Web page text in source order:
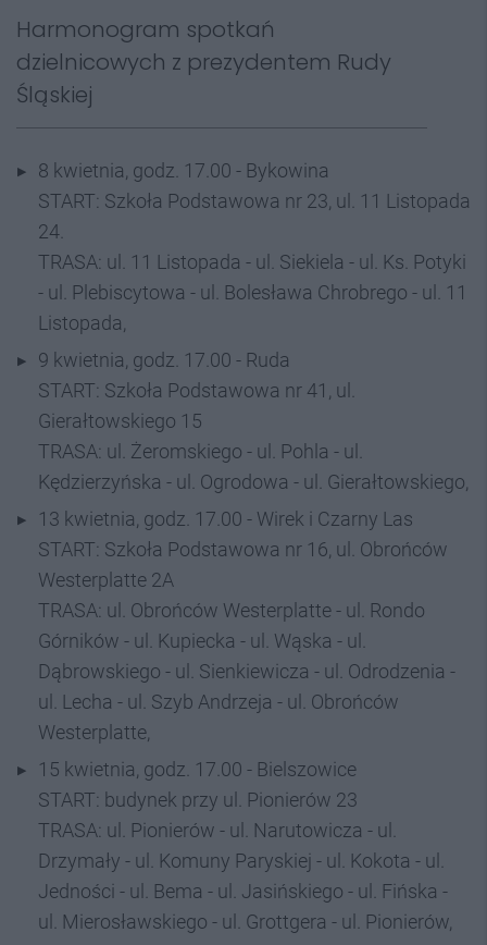
Harmonogram spotkań
dzielnicowych z prezydentem Rudy
Śląskiej
8 kwietnia, godz. 17.00 - Bykowina
START: Szkoła Podstawowa nr 23, ul. 11 Listopada
24.
TRASA: ul. 11 Listopada - ul. Siekiela - ul. Ks. Potyki
- ul. Plebiscytowa - ul. Bolesława Chrobrego - ul. 11
Listopada,
9 kwietnia, godz. 17.00 - Ruda
START: Szkoła Podstawowa nr 41, ul.
Gierałtowskiego 15
TRASA: ul. Żeromskiego - ul. Pohla - ul.
Kędzierzyńska - ul. Ogrodowa - ul. Gierałtowskiego,
13 kwietnia, godz. 17.00 - Wirek i Czarny Las
START: Szkoła Podstawowa nr 16, ul. Obrońców
Westerplatte 2A
TRASA: ul. Obrońców Westerplatte - ul. Rondo
Górników - ul. Kupiecka - ul. Wąska - ul.
Dąbrowskiego - ul. Sienkiewicza - ul. Odrodzenia -
ul. Lecha - ul. Szyb Andrzeja - ul. Obrońców
Westerplatte,
15 kwietnia, godz. 17.00 - Bielszowice
START: budynek przy ul. Pionierów 23
TRASA: ul. Pionierów - ul. Narutowicza - ul.
Drzymały - ul. Komuny Paryskiej - ul. Kokota - ul.
Jedności - ul. Bema - ul. Jasińskiego - ul. Fińska -
ul. Mierosławskiego - ul. Grottgera - ul. Pionierów,